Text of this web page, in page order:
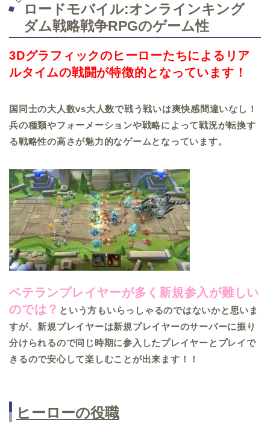
ロードモバイル:オンラインキング
ダム戦略戦争RPGのゲーム性
3Dグラフィックのヒーローたちによるリア
ルタイムの戦闘が特徴的となっています！
国同士の大人数vs大人数で戦う戦いは爽快感間違いなし！
兵の種類やフォーメーションや戦略によって戦況が転換す
る戦略性の高さが魅力的なゲームとなっています。
ベテランプレイヤーが多く新規参入が難しい
のでは？ という方もいらっしゃるのではないかと思いま
すが、新規プレイヤーは新規プレイヤーのサーバーに振り
分けられるので同じ時期に参入したプレイヤーとプレイで
きるので安心して楽しむことが出来ます！！
ヒーローの役職